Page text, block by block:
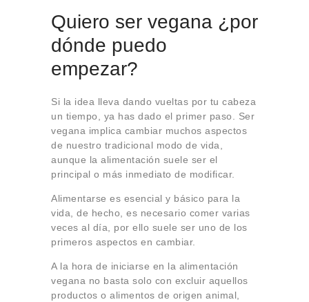
Quiero ser vegana ¿por
dónde puedo
empezar?
Si la idea lleva dando vueltas por tu cabeza
un tiempo, ya has dado el primer paso. Ser
vegana implica cambiar muchos aspectos
de nuestro tradicional modo de vida,
aunque la alimentación suele ser el
principal o más inmediato de modificar.
Alimentarse es esencial y básico para la
vida, de hecho, es necesario comer varias
veces al día, por ello suele ser uno de los
primeros aspectos en cambiar.
A la hora de iniciarse en la alimentación
vegana no basta solo con excluir aquellos
productos o alimentos de origen animal,